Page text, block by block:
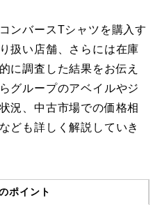
ンバースTシャツを購入す
扱い店舗、さらには在庫
に調査した結果をお伝え
グループのアベイルやジ
況、中古市場での価格相
ども詳しく解説していき
ポイント